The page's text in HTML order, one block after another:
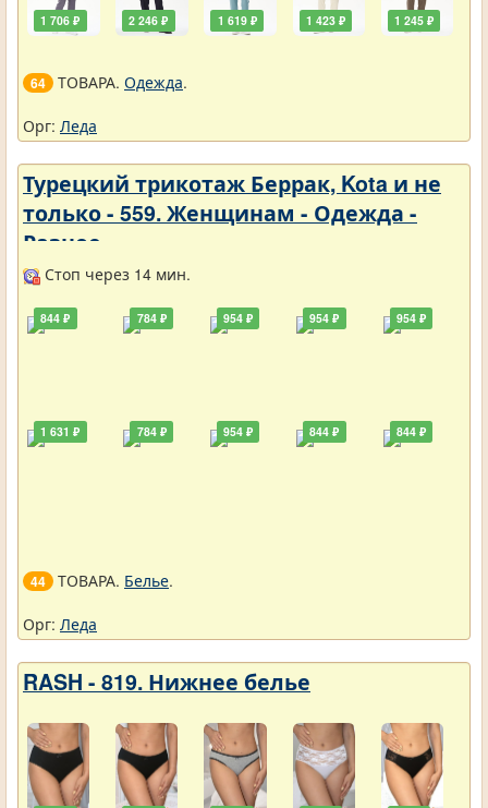
1 706 ₽ 2 246 ₽ 1 619 ₽ 1 423 ₽ 1 245 ₽
64 ТОВАРА. Одежда.
Орг: Леда
Турецкий трикотаж Беррак, Kota и не
только - 559. Женщинам - Одежда -
Разное
Стоп через 14 мин.
844 ₽
1 631 ₽
784 ₽
784 ₽
954 ₽
954 ₽
954 ₽
844 ₽
954 ₽
844 ₽
44 ТОВАРА. Белье.
Орг: Леда
RASH - 819. Нижнее белье